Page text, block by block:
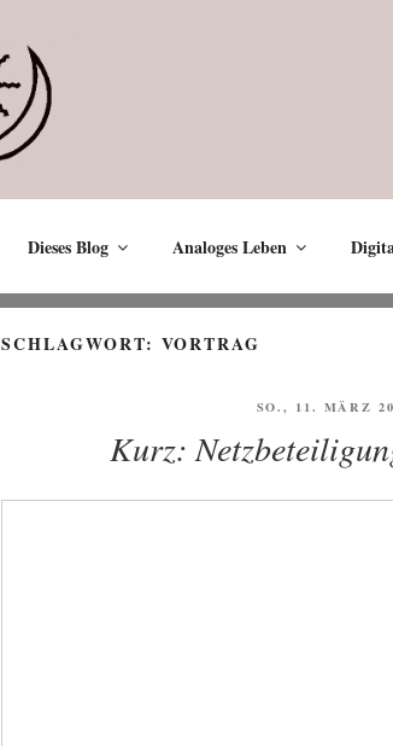
Dieses Blog Analoges Leben
SCHLAGWORT: VORTRAG
SO., 11. MÄRZ
Kurz: